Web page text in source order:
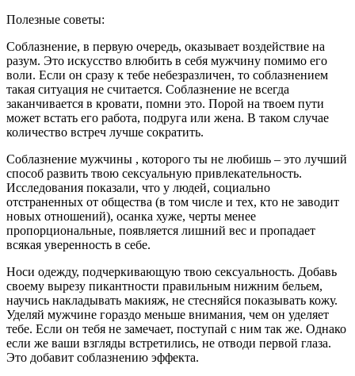
Полезные советы:
Соблазнение, в первую очередь, оказывает воздействие на
разум. Это искусство влюбить в себя мужчину помимо его
воли. Если он сразу к тебе небезразличен, то соблазнением
такая ситуация не считается. Соблазнение не всегда
заканчивается в кровати, помни это. Порой на твоем пути
может встать его работа, подруга или жена. В таком случае
количество встреч лучше сократить.
Соблазнение мужчины , которого ты не любишь – это лучший
способ развить твою сексуальную привлекательность.
Исследования показали, что у людей, социально
отстраненных от общества (в том числе и тех, кто не заводит
новых отношений), осанка хуже, черты менее
пропорциональные, появляется лишний вес и пропадает
всякая уверенность в себе.
Носи одежду, подчеркивающую твою сексуальность. Добавь
своему вырезу пикантности правильным нижним бельем,
научись накладывать макияж, не стесняйся показывать кожу.
Уделяй мужчине гораздо меньше внимания, чем он уделяет
тебе. Если он тебя не замечает, поступай с ним так же. Однако
если же ваши взгляды встретились, не отводи первой глаза.
Это добавит соблазнению эффекта.